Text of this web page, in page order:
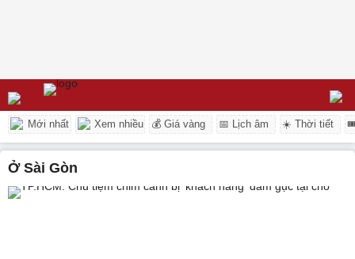
Mới nhất Xem nhiều 💰 Giá vàng 📅 Lịch âm ☀️ Thời tiết
ở Sài Gòn